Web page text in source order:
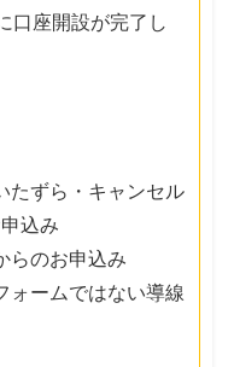
口座開設が完了し
たずら・キャンセル
込み
らのお申込み
ォームではない導線